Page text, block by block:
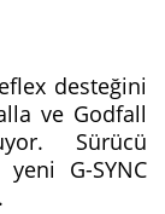
desteğini
ve Godfall
Sürücü
G-SYNC